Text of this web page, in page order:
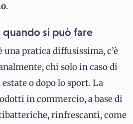
.
quando si può fare
una pratica diffusissima, c’è
chi solo in caso di
o dopo lo sport. La
in commercio, a base di
rinfrescanti, come